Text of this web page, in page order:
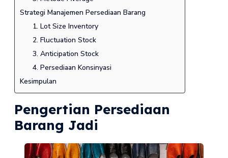
Strategi Manajemen Persediaan Barang
1. Lot Size Inventory
2. Fluctuation Stock
3. Anticipation Stock
4. Persediaan Konsinyasi
Kesimpulan
Pengertian Persediaan
Barang Jadi